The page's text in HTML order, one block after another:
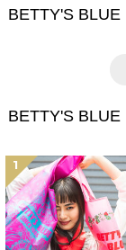
BETTY'S
BETTY'S
1